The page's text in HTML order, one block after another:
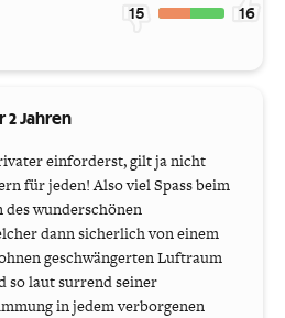
15 16
2 Jahren
einforderst, gilt ja nicht
für jeden! Also viel Spass beim
wunderschönen
dann sicherlich von einem
geschwängerten Luftraum
so laut surrend seiner
in jedem verborgenen